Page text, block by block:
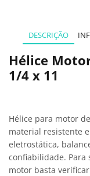
DESCRIÇÃO
Hélice
1/4 x 11
Hélice para motor
material resistente
eletrostática,
confiabilidade. Para
motor basta